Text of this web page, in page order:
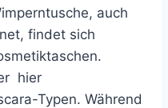
auch
findet sich
hier
Typen. Während